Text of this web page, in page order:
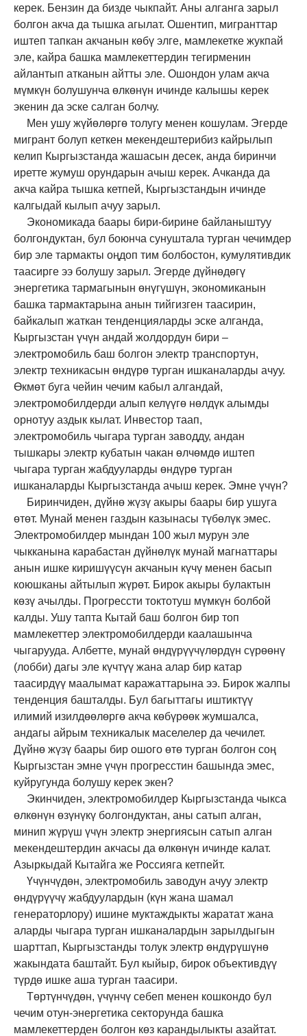
керек. Бензин да бизде чыкпайт. Аны алганга зарыл
болгон акча да тышка агылат. Ошентип, мигранттар
иштеп тапкан акчанын көбү элге, мамлекетке жукпай
эле, кайра башка мамлекеттердин тегирменин
айлантып атканын айтты эле. Ошондон улам акча
мүмкүн болушунча өлкөнүн ичинде калышы керек
экенин да эске салган болчу.
Мен ушу жүйөлөргө толугу менен кошулам. Эгерде
мигрант болуп кеткен мекендештерибиз кайрылып
келип Кыргызстанда жашасын десек, анда биринчи
иретте жумуш орундарын ачыш керек. Ачканда да
акча кайра тышка кетпей, Кыргызстандын ичинде
калгыдай кылып ачуу зарыл.
Экономикада баары бири-бирине байланыштуу
болгондуктан, бул боюнча сунуштала турган чечимдер
бир эле тармакты оңдоп тим болбостон, кумулятивдик
таасирге ээ болушу зарыл. Эгерде дүйнөдөгү
энергетика тармагынын өнүгүшүн, экономиканын
башка тармактарына анын тийгизген таасирин,
байкалып жаткан тенденцияларды эске алганда,
Кыргызстан үчүн андай жолдордун бири –
электромобиль баш болгон электр транспортун,
электр техникасын өндүрө турган ишканаларды ачуу.
Өкмөт буга чейин чечим кабыл алгандай,
электромобилдерди алып келүүгө нөлдүк алымды
орнотуу аздык кылат. Инвестор таап,
электромобиль чыгара турган заводду, андан
тышкары электр кубатын чакан өлчөмдө иштеп
чыгара турган жабдууларды өндүрө турган
ишканаларды Кыргызстанда ачыш керек. Эмне үчүн?
Биринчиден, дүйнө жүзү акыры баары бир ушуга
өтөт. Мунай менен газдын казынасы түбөлүк эмес.
Электромобилдер мындан 100 жыл мурун эле
чыкканына карабастан дүйнөлүк мунай магнаттары
анын ишке киришүүсүн акчанын күчү менен басып
коюшканы айтылып жүрөт. Бирок акыры булактын
көзү ачылды. Прогрессти токтотуш мүмкүн болбой
калды. Ушу тапта Кытай баш болгон бир топ
мамлекеттер электромобилдерди каалашынча
чыгарууда. Албетте, мунай өндүрүүчүлөрдүн сүрөөнү
(лобби) дагы эле күчтүү жана алар бир катар
таасирдүү маалымат каражаттарына ээ. Бирок жалпы
тенденция башталды. Бул багыттагы иштиктүү
илимий изилдөөлөргө акча көбүрөөк жумшалса,
андагы айрым техникалык маселелер да чечилет.
Дүйнө жүзү баары бир ошого өтө турган болгон соң
Кыргызстан эмне үчүн прогресстин башында эмес,
куйругунда болушу керек экен?
Экинчиден, электромобилдер Кыргызстанда чыкса
өлкөнүн өзүнүкү болгондуктан, аны сатып алган,
минип жүрүш үчүн электр энергиясын сатып алган
мекендештердин акчасы да өлкөнүн ичинде калат.
Азыркыдай Кытайга же Россияга кетпейт.
Үчүнчүдөн, электромобильзаводун ачуу электр
өндүрүүчү жабдуулардын (күн жана шамал
генераторлору) ишине муктаждыкты жаратат жана
аларды чыгара турган ишканалардын зарылдыгын
шарттап, Кыргызстанды толук электр өндүрүшүнө
жакындата баштайт. Бул кыйыр, бирок объективдүү
түрдө ишке аша турган таасири.
Төртүнчүдөн, үчүнчү себеп менен кошкондо бул
чечим отун-энергетика секторунда башка
мамлекеттерден болгон көз карандылыкты азайтат.